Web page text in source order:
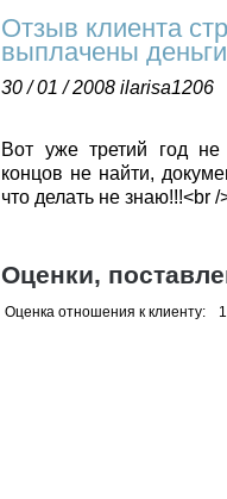
Отзыв клиента
выплачены
30 / 01 / 2008 ilarisa1206
Вот уже третий год
концов не найти,
что делать не знаю!!!<br /
Оценки,
Оценка отношения к клиенту: 1